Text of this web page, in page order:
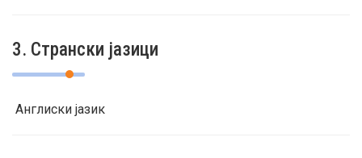
3. Странски јазици
Англиски јазик